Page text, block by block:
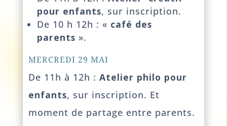
pour enfants, sur inscription.
De 10 h 12h : « café des
parents ».
MERCREDI 29 MAI
De 11h à 12h : Atelier philo pour
enfants, sur inscription. Et
moment de partage entre parents.